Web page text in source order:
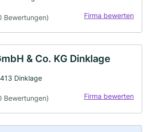
Bewertungen) Firma bewerten
& Co. KG Dinklage
Dinklage
Bewertungen) Firma bewerten